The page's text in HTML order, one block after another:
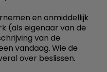
en onmiddellijk
(als eigenaar van de
van de
vandaag. Wie de
over beslissen.